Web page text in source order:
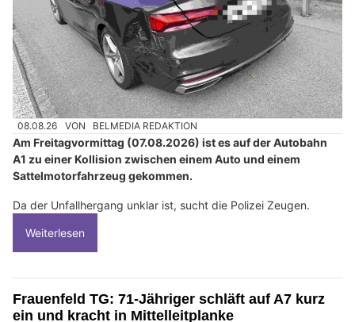
08.08.26 VON BELMEDIA REDAKTION
Am Freitagvormittag (07.08.2026) ist es auf der Autobahn
A1 zu einer Kollision zwischen einem Auto und einem
Sattelmotorfahrzeug gekommen.
Da der Unfallhergang unklar ist, sucht die Polizei Zeugen.
Weiterlesen
Frauenfeld TG: 71-Jähriger schläft auf A7 kurz
ein und kracht in Mittelleitplanke